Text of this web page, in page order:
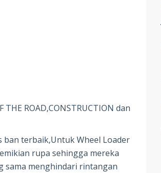
ROAD,CONSTRUCTION dan
terbaik,Untuk Wheel Loader
rupa sehingga mereka
sama menghindari rintangan